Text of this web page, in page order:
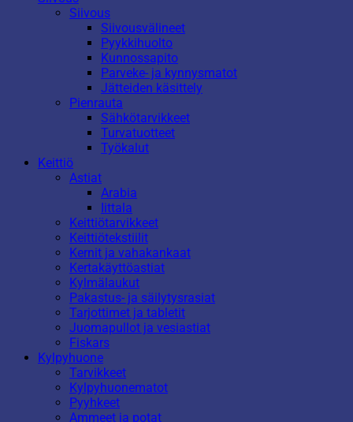
Siivous
Siivousvälineet
Pyykkihuolto
Kunnossapito
Parveke- ja kynnysmatot
Jätteiden käsittely
Pienrauta
Sähkötarvikkeet
Turvatuotteet
Työkalut
Keittiö
Astiat
Arabia
Iittala
Keittiötarvikkeet
Keittiötekstiilit
Kernit ja vahakankaat
Kertakäyttöastiat
Kylmälaukut
Pakastus- ja säilytysrasiat
Tarjottimet ja tabletit
Juomapullot ja vesiastiat
Fiskars
Kylpyhuone
Tarvikkeet
Kylpyhuonematot
Pyyhkeet
Ammeet ja potat